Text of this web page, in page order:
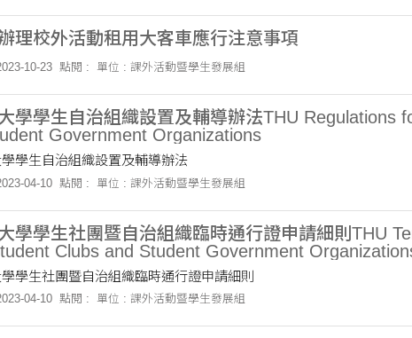
理校外活動租用大客車應行注意事項
10-23 點閱 : 單位 : 課外活動暨學生發展組
學學生自治組織設置及輔導辦法THU Regulations
Government Organizations
學生自治組織設置及輔導辦法
04-10 點閱 : 單位 : 課外活動暨學生發展組
學學生社團暨自治組織臨時通行證申請細則THU
Clubs and Student Government
學生社團暨自治組織臨時通行證申請細則
04-10 點閱 : 單位 : 課外活動暨學生發展組